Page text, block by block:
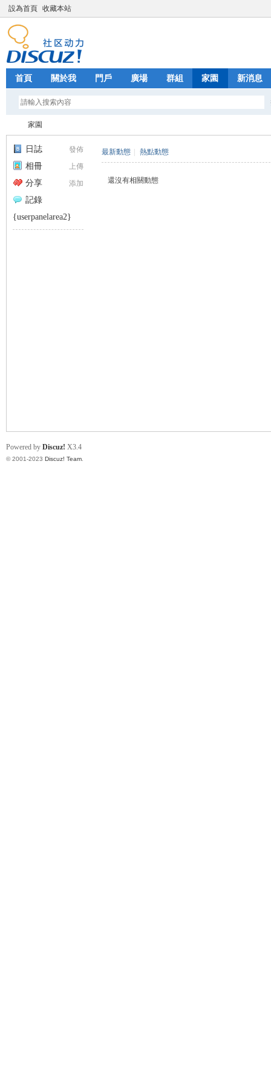
設為首頁 收藏本站
首頁 關於我 門戶 廣場 群組 家園 新消息
家園
發佈
日誌
上傳
相冊
添加
分享
記錄
{userpanelarea2}
最新動態 熱點動態
還沒有相關動態
Powered by Discuz! X3.4
© 2001-2023 Discuz! Team